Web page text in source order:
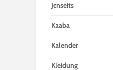
Jenseits
Kaaba
Kalender
Kleidung